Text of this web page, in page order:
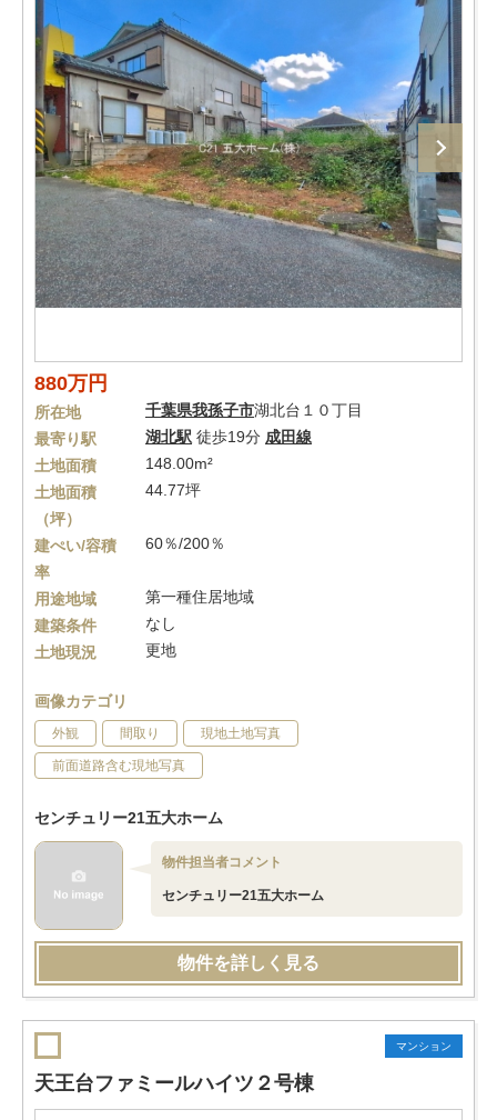
880万円
所在地 千葉県我孫子市湖北台１０丁目
最寄り駅
湖北駅 徒歩19分 成田線
土地面積
148.00m²
土地面積
（坪）
44.77坪
建ぺい/容積
率
60％/200％
用途地域
第一種住居地域
建築条件
なし
土地現況
更地
画像カテゴリ
外観 間取り 現地土地写真
前面道路含む現地写真
センチュリー21五大ホーム
物件担当者コメント
センチュリー21五大ホーム
物件を詳しく見る
マンション
天王台ファミールハイツ２号棟